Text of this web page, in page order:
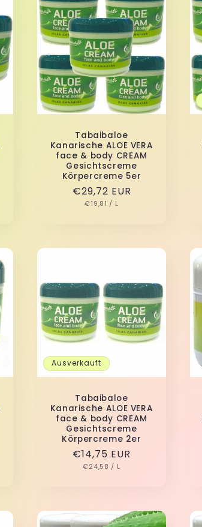
Tabaibaloe
Kanarische ALOE VERA
face & body CREAM
Gesichtscreme
Körpercreme 5er
Normaler
Preis
€29,72 EUR
GRUNDPREIS
€19,81 / PRO
L
Ausverkauft
Tabaibaloe
Kanarische ALOE VERA
face & body CREAM
Gesichtscreme
Körpercreme 2er
Normaler
Preis
€14,75 EUR
GRUNDPREIS
€24,58 / PRO
L